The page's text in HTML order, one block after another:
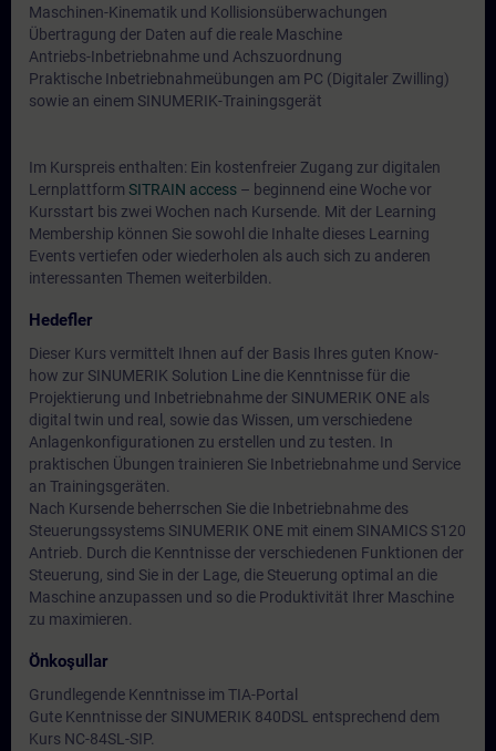
Maschinen-Kinematik und Kollisionsüberwachungen
Übertragung der Daten auf die reale Maschine
Antriebs-Inbetriebnahme und Achszuordnung
Praktische Inbetriebnahmeübungen am PC (Digitaler Zwilling)
sowie an einem SINUMERIK-Trainingsgerät
Im Kurspreis enthalten: Ein kostenfreier Zugang zur digitalen
Lernplattform SITRAIN access – beginnend eine Woche vor
Kursstart bis zwei Wochen nach Kursende. Mit der Learning
Membership können Sie sowohl die Inhalte dieses Learning
Events vertiefen oder wiederholen als auch sich zu anderen
interessanten Themen weiterbilden.
Hedefler
Dieser Kurs vermittelt Ihnen auf der Basis Ihres guten Know-
how zur SINUMERIK Solution Line die Kenntnisse für die
Projektierung und Inbetriebnahme der SINUMERIK ONE als
digital twin und real, sowie das Wissen, um verschiedene
Anlagenkonfigurationen zu erstellen und zu testen. In
praktischen Übungen trainieren Sie Inbetriebnahme und Service
an Trainingsgeräten.
Nach Kursende beherrschen Sie die Inbetriebnahme des
Steuerungssystems SINUMERIK ONE mit einem SINAMICS S120
Antrieb. Durch die Kenntnisse der verschiedenen Funktionen der
Steuerung, sind Sie in der Lage, die Steuerung optimal an die
Maschine anzupassen und so die Produktivität Ihrer Maschine
zu maximieren.
Önkoşullar
Grundlegende Kenntnisse im TIA-Portal
Gute Kenntnisse der SINUMERIK 840DSL entsprechend dem
Kurs NC-84SL-SIP.